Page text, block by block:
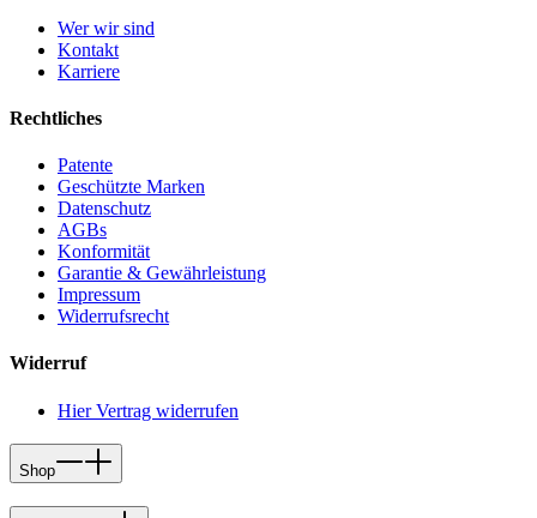
Wer wir sind
Kontakt
Karriere
Rechtliches
Patente
Geschützte Marken
Datenschutz
AGBs
Konformität
Garantie & Gewährleistung
Impressum
Widerrufsrecht
Widerruf
Hier Vertrag widerrufen
Shop